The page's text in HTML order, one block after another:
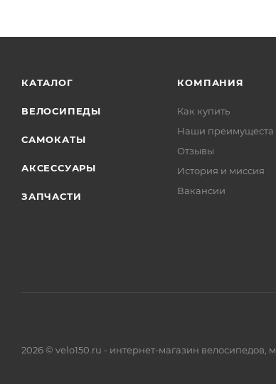
КАТАЛОГ
ВЕЛОСИПЕДЫ
САМОКАТЫ
АКСЕССУАРЫ
ЗАПЧАСТИ
КОМПАНИЯ
Как купить
Наши преимущеста
Отзывы
История и миссия
Вакансии
2026 © velo150.ru - интернет-магазин велосипедов,